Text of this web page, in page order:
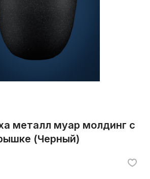
металл муар молдинг с
(Черный)